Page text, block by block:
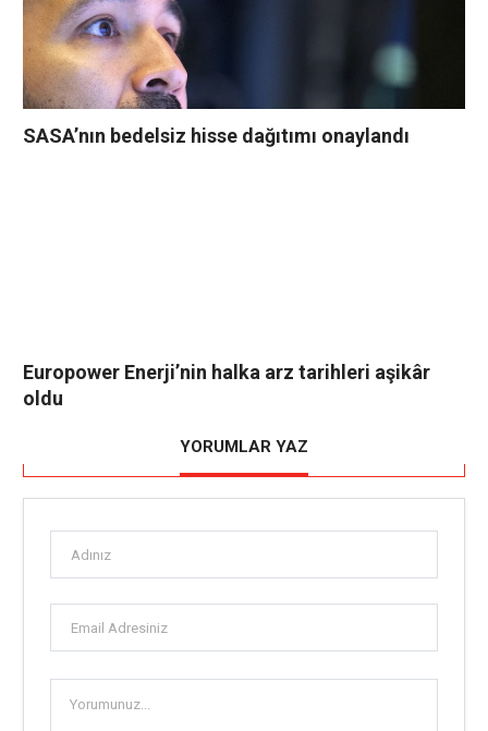
SASA’nın bedelsiz hisse dağıtımı onaylandı
Europower Enerji’nin halka arz tarihleri aşikâr
oldu
YORUMLAR YAZ